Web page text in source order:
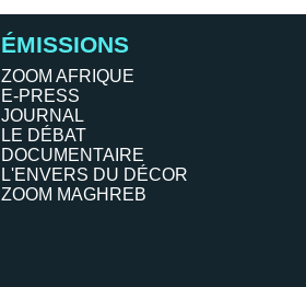
ÉMISSIONS
ZOOM AFRIQUE
E-PRESS
JOURNAL
LE DÉBAT
DOCUMENTAIRE
L'ENVERS DU DÉCOR
ZOOM MAGHREB